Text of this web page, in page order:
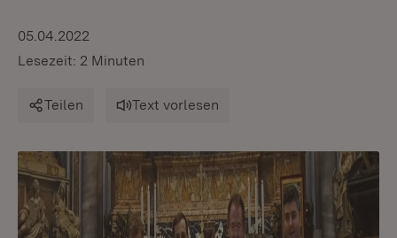
05.04.2022
Lesezeit: 2 Minuten
Teilen Text vorlesen